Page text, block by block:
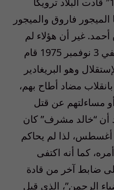
فاروق والميجور
غير أن هؤلاء لم
ينعموا بالسلطة طويلا. ففي 3 نوفمبر 1975 قام
وهو البريغادير
مضاد أطاح بهم،
مساءلتهم عن قتل
أن “خالد مشرف” كان
لذا لم يحاكم
كما أنه اكتفى
ضابط آخر من قادة
الرحمن”، الذي قيل